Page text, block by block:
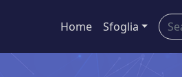
Home Sfoglia